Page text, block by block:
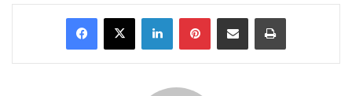
Facebook
X LinkedInPinterestShare via Email Print